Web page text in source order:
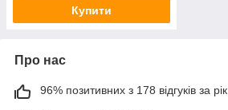
Купити
Про нас
96% позитивних з 178 відгуків за рік